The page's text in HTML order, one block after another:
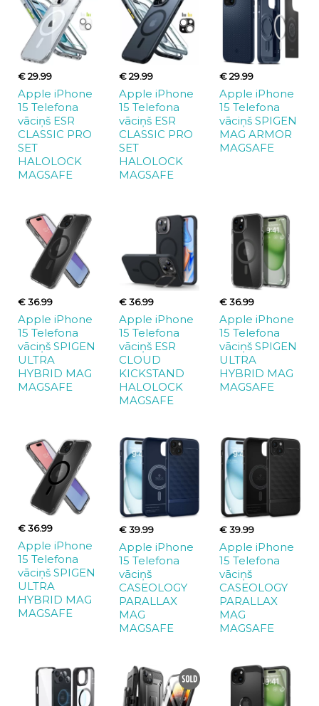
€ 29.99
Apple iPhone
15 Telefona
vāciņš ESR
CLASSIC PRO
SET
HALOLOCK
MAGSAFE
€ 29.99
Apple iPhone
15 Telefona
vāciņš ESR
CLASSIC PRO
SET
HALOLOCK
MAGSAFE
€ 29.99
Apple iPhone
15 Telefona
vāciņš SPIGEN
MAG ARMOR
MAGSAFE
€ 36.99
Apple iPhone
15 Telefona
vāciņš SPIGEN
ULTRA
HYBRID MAG
MAGSAFE
€ 36.99
Apple iPhone
15 Telefona
vāciņš ESR
CLOUD
KICKSTAND
HALOLOCK
MAGSAFE
€ 36.99
Apple iPhone
15 Telefona
vāciņš SPIGEN
ULTRA
HYBRID MAG
MAGSAFE
€ 36.99
Apple iPhone
15 Telefona
vāciņš SPIGEN
ULTRA
HYBRID MAG
MAGSAFE
€ 39.99
Apple iPhone
15 Telefona
vāciņš
CASEOLOGY
PARALLAX
MAG
MAGSAFE
€ 39.99
Apple iPhone
15 Telefona
vāciņš
CASEOLOGY
PARALLAX
MAG
MAGSAFE